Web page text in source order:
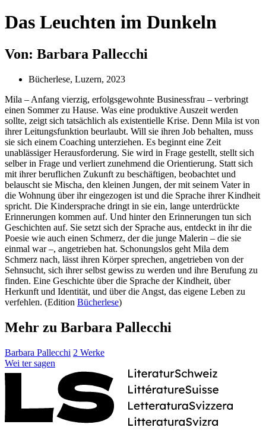
Das Leuchten im Dunkeln
Von: Barbara Pallecchi
Bücherlese, Luzern, 2023
Mila – Anfang vierzig, erfolgsgewohnte Businessfrau – verbringt
einen Sommer zu Hause. Was eine produktive Auszeit werden
sollte, zeigt sich tatsächlich als existentielle Krise. Denn Mila ist von
ihrer Leitungsfunktion beurlaubt. Will sie ihren Job behalten, muss
sie sich einem Coaching unterziehen. Es beginnt eine Zeit
unablässiger Herausforderung. Sie wird in Frage gestellt, stellt sich
selber in Frage und verliert zunehmend die Orientierung. Statt sich
mit ihrer beruflichen Zukunft zu beschäftigen, beobachtet und
belauscht sie Mischa, den kleinen Jungen, der mit seinem Vater in
die Wohnung über ihr eingezogen ist und die Sprache ihrer Kindheit
spricht. Die Kindersprache dringt in sie ein, lange unterdrückte
Erinnerungen kommen auf. Und hinter den Erinnerungen tun sich
Geschichten auf. Sie setzt sich der Sprache aus, entdeckt in ihr die
Poesie wie auch einen Schmerz, der die junge Malerin – die sie
einmal war –, angetrieben hat. Schonungslos geht Mila dem
Schmerz nach, lässt ihren Körper sprechen, angetrieben von der
Sehnsucht, sich ihrer selbst gewiss zu werden und ihre Berufung zu
finden. Eine Geschichte über die Sprache der Kindheit, über
Herkunft und Identität, und über die Angst, das eigene Leben zu
verfehlen. (Edition Bücherlese)
Mehr zu Barbara Pallecchi
Barbara Pallecchi 2 Werke
Wei ter sagen